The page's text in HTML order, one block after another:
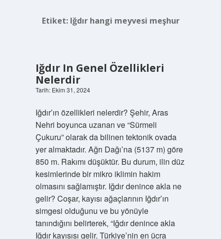
Etiket: Iğdır hangi meyvesi meşhur
Iğdır In Genel Özellikleri
Nelerdir
Tarih: Ekim 31, 2024
Iğdır’ın özellikleri nelerdir? Şehir, Aras
Nehri boyunca uzanan ve “Sürmeli
Çukuru” olarak da bilinen tektonik ovada
yer almaktadır. Ağrı Dağı’na (5137 m) göre
850 m. Rakımı düşüktür. Bu durum, ilin düz
kesimlerinde bir mikro iklimin hakim
olmasını sağlamıştır. Iğdır denince akla ne
gelir? Coşar, kayısı ağaçlarının Iğdır’ın
simgesi olduğunu ve bu yönüyle
tanındığını belirterek, “Iğdır denince akla
Iğdır kayısısı gelir. Türkiye’nin en ücra